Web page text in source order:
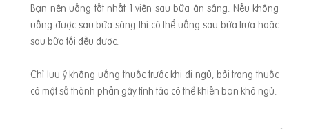
Bạn nên uống tốt nhất 1 viên sau bữa ăn sáng. Nếu không
uống được sau bữa sáng thì có thể uống sau bữa trưa hoặc
sau bữa tối đều được.
Chỉ lưu ý không uống thuốc trước khi đi ngủ, bởi trong thuốc
có một số thành phần gây tỉnh táo có thể khiến bạn khó ngủ.